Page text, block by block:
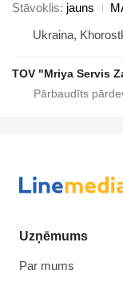
Stāvoklis jauns
Ukraina,
TOV "Mriya Servis
Uzņēmums
Par mums